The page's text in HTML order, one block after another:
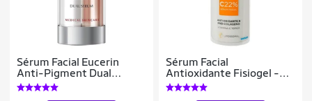
Sérum Facial Eucerin
Anti-Pigment Dual
Sérum 30ml
Sérum Facial
Antioxidante Fisiogel -
C22% 30ml